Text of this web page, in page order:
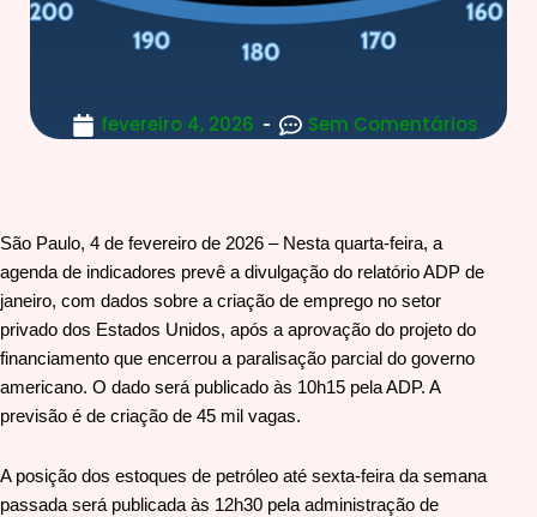
fevereiro 4, 2026 Sem Comentários
São Paulo, 4 de fevereiro de 2026 – Nesta quarta-feira, a
agenda de indicadores prevê a divulgação do relatório ADP de
janeiro, com dados sobre a criação de emprego no setor
privado dos Estados Unidos, após a aprovação do projeto do
financiamento que encerrou a paralisação parcial do governo
americano. O dado será publicado às 10h15 pela ADP. A
previsão é de criação de 45 mil vagas.
A posição dos estoques de petróleo até sexta-feira da semana
passada será publicada às 12h30 pela administração de